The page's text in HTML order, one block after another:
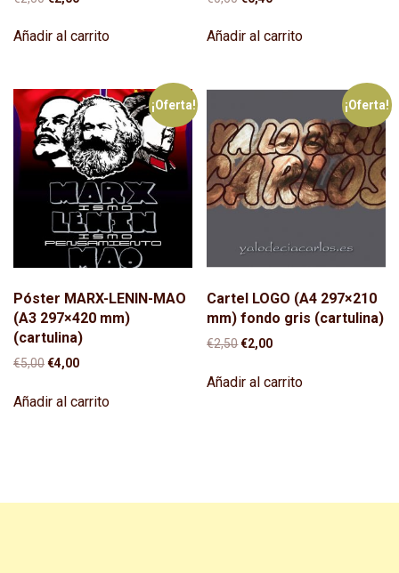
originalactual
Añadir al carrito
originalactual
Añadir al carrito
¡Oferta!
Póster MARX-LENIN-MAO
(A3 297×420 mm)
(cartulina)
€5,00El
original
€4,00El
actual
Añadir al carrito
¡Oferta!
Cartel LOGO (A4 297×210
mm) fondo gris (cartulina)
€2,50El
original
€2,00El
actual
Añadir al carrito